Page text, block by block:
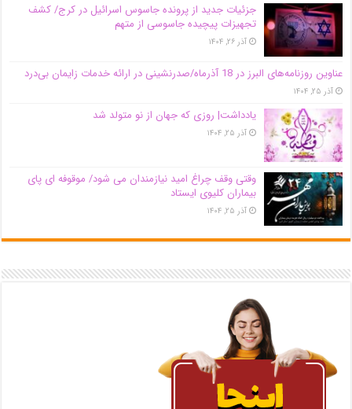
جزئیات جدید از پرونده جاسوس اسرائیل در کرج/‌ کشف
تجهیزات پیچیده جاسوسی از متهم
آذر ۲۶, ۱۴۰۴
عناوین روزنامه‌های البرز در ‌18 آذرماه/صدرنشینی در ارائه خدمات زایمان بی‌درد
آذر ۲۵, ۱۴۰۴
یادداشت| روزی که جهان از نو متولد شد
آذر ۲۵, ۱۴۰۴
وقتی وقف چراغ امید نیازمندان می شود/ موقوفه ای پای
بیماران کلیوی ایستاد
آذر ۲۵, ۱۴۰۴